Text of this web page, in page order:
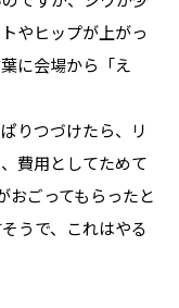
やヒップが上がっ
に会場から「え
りつづけたら、リ
費用としてためて
おごってもらったと
うで、これはやる